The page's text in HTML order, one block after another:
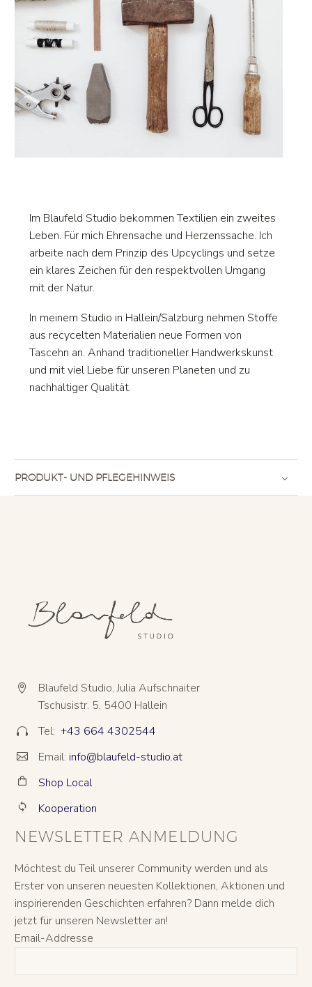
Im Blaufeld Studio bekommen Textilien ein zweites
Leben. Für mich Ehrensache und Herzenssache. Ich
arbeite nach dem Prinzip des Upcyclings und setze
ein klares Zeichen für den respektvollen Umgang
mit der Natur.
In meinem Studio in Hallein/Salzburg nehmen Stoffe
aus recycelten Materialien neue Formen von
Tascehn an. Anhand traditioneller Handwerkskunst
und mit viel Liebe für unseren Planeten und zu
nachhaltiger Qualität.
PRODUKT- UND PFLEGEHINWEIS


Blaufeld Studio, Julia Aufschnaiter
Tschusistr. 5, 5400 Hallein

 Tel: +43 664 4302544

 Email: info@blaufeld-studio.at

 Shop Local

 Kooperation
NEWSLETTER ANMELDUNG
Möchtest du Teil unserer Community werden und als
Erster von unseren neuesten Kollektionen, Aktionen und
inspirierenden Geschichten erfahren? Dann melde dich
jetzt für unseren Newsletter an!
Email-Addresse